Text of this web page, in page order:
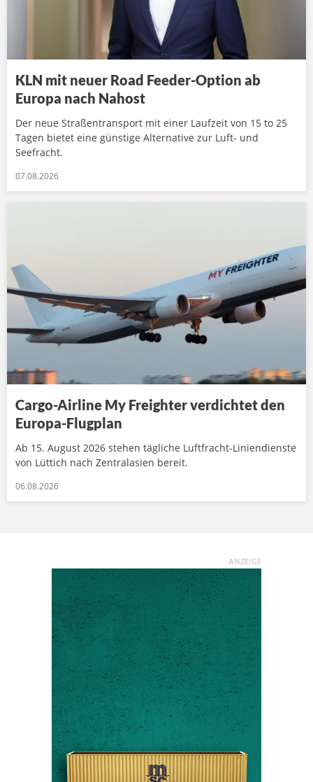
KLN mit neuer Road Feeder-Option ab
Europa nach Nahost
Der neue Straßentransport mit einer Laufzeit von 15 to 25
Tagen bietet eine günstige Alternative zur Luft- und
Seefracht.
07.08.2026
Cargo-Airline My Freighter verdichtet den
Europa-Flugplan
Ab 15. August 2026 stehen tägliche Luftfracht-Liniendienste
von Lüttich nach Zentralasien bereit.
06.08.2026
ANZEIGE